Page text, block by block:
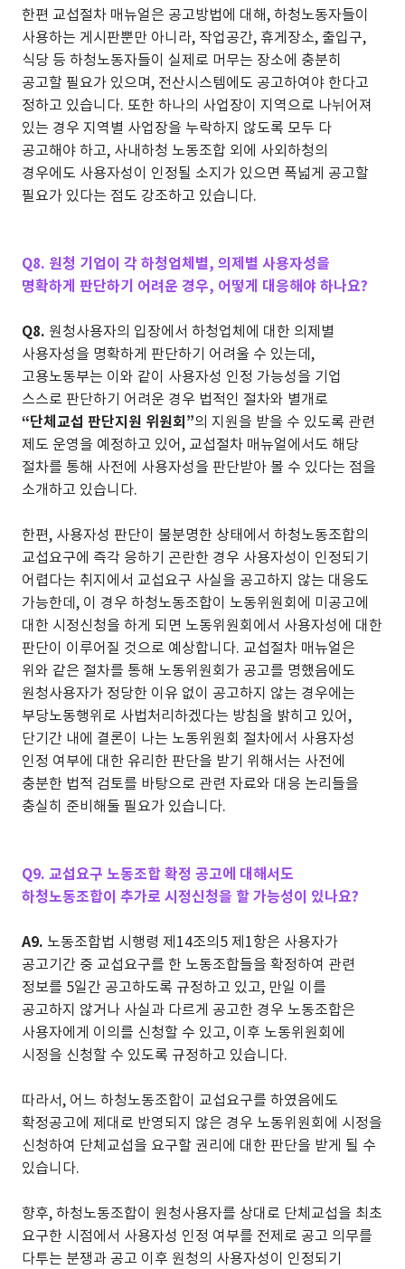
한편 교섭절차 매뉴얼은 공고방법에 대해, 하청노동자들이
사용하는 게시판뿐만 아니라, 작업공간, 휴게장소, 출입구,
식당 등 하청노동자들이 실제로 머무는 장소에 충분히
공고할 필요가 있으며, 전산시스템에도 공고하여야 한다고
정하고 있습니다. 또한 하나의 사업장이 지역으로 나뉘어져
있는 경우 지역별 사업장을 누락하지 않도록 모두 다
공고해야 하고, 사내하청 노동조합 외에 사외하청의
경우에도 사용자성이 인정될 소지가 있으면 폭넓게 공고할
필요가 있다는 점도 강조하고 있습니다.
Q8. 원청 기업이 각 하청업체별, 의제별 사용자성을
명확하게 판단하기 어려운 경우, 어떻게 대응해야 하나요?
Q8. 원청사용자의 입장에서 하청업체에 대한 의제별
사용자성을 명확하게 판단하기 어려울 수 있는데,
고용노동부는 이와 같이 사용자성 인정 가능성을 기업
스스로 판단하기 어려운 경우 법적인 절차와 별개로
“단체교섭 판단지원 위원회”의 지원을 받을 수 있도록 관련
제도 운영을 예정하고 있어, 교섭절차 매뉴얼에서도 해당
절차를 통해 사전에 사용자성을 판단받아 볼 수 있다는 점을
소개하고 있습니다.
한편, 사용자성 판단이 불분명한 상태에서 하청노동조합의
교섭요구에 즉각 응하기 곤란한 경우 사용자성이 인정되기
어렵다는 취지에서 교섭요구 사실을 공고하지 않는 대응도
가능한데, 이 경우 하청노동조합이 노동위원회에 미공고에
대한 시정신청을 하게 되면 노동위원회에서 사용자성에 대한
판단이 이루어질 것으로 예상합니다. 교섭절차 매뉴얼은
위와 같은 절차를 통해 노동위원회가 공고를 명했음에도
원청사용자가 정당한 이유 없이 공고하지 않는 경우에는
부당노동행위로 사법처리하겠다는 방침을 밝히고 있어,
단기간 내에 결론이 나는 노동위원회 절차에서 사용자성
인정 여부에 대한 유리한 판단을 받기 위해서는 사전에
충분한 법적 검토를 바탕으로 관련 자료와 대응 논리들을
충실히 준비해둘 필요가 있습니다.
Q9. 교섭요구 노동조합 확정 공고에 대해서도
하청노동조합이 추가로 시정신청을 할 가능성이 있나요?
A9. 노동조합법 시행령 제14조의5 제1항은 사용자가
공고기간 중 교섭요구를 한 노동조합들을 확정하여 관련
정보를 5일간 공고하도록 규정하고 있고, 만일 이를
공고하지 않거나 사실과 다르게 공고한 경우 노동조합은
사용자에게 이의를 신청할 수 있고, 이후 노동위원회에
시정을 신청할 수 있도록 규정하고 있습니다.
따라서, 어느 하청노동조합이 교섭요구를 하였음에도
확정공고에 제대로 반영되지 않은 경우 노동위원회에 시정을
신청하여 단체교섭을 요구할 권리에 대한 판단을 받게 될 수
있습니다.
향후, 하청노동조합이 원청사용자를 상대로 단체교섭을 최초
요구한 시점에서 사용자성 인정 여부를 전제로 공고 의무를
다투는 분쟁과 공고 이후 원청의 사용자성이 인정되기